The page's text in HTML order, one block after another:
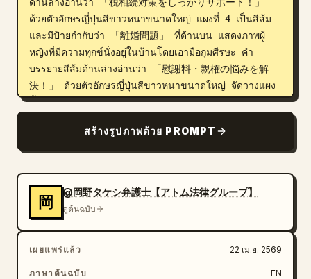
ด้วยตัวอักษรญี่ปุ่นสีขาวหนาขนาดใหญ่ แผงที่ 4 เป็นสีส้ม
และมีป้ายกำกับว่า 「離婚問題」 ที่ด้านบน แสดงภาพผู้
หญิงที่มีความทุกข์นั่งอยู่ในบ้านโดยเอามือกุมศีรษะ คำ
บรรยายสีส้มด้านล่างอ่านว่า 「慰謝料・親権の悩みを解
決！」 ด้วยตัวอักษรญี่ปุ่นสีขาวหนาขนาดใหญ่ จัดวางแผง
ทั้งสี่ให้ชิดขอบโดยมีเส้นแบ่งสีขาวสะอาดตา แต่ละแผงมี
การออกแบบโฆษณาแบบมันวาว ด้านล่างแผงทั้งสี่ ให้สร้าง
พื้นที่ส่วนท้ายพื้นหลังสีครีมหรือสีเบจอ่อน ที่ด้านซ้าย ให้วาง
務相談なら」 ตรงกลางด้านล่าง ให้วางชื่อสำนักงานหลัก
ขนาดใหญ่ด้วยตัวอักษรญี่ปุ่นหนาสีทองเมทัลลิกไล่เฉดพร้อม
เอฟเฟกต์นูนเล็กน้อย: 「
〇〇法律事務所・税理士事務所 」 เพิ่มเส้นแบ่งแนวนอน
สีดำบางๆ เหนือและใต้ชื่อสำนักงานหลัก ที่ด้านขวาล่าง ให้
วางปุ่มสี่เหลี่ยมมุมมนสีแดงมันวาวขนาดใหญ่พร้อมการไล่
สร้างรูปภาพด้วย PROMPT
岡
@岡野タケシ弁護士【アトム法律グループ】
ดูต้นฉบับ
เผยแพร่แล้ว 22 เม.ย. 2569
ภาษาต้นฉบับ EN